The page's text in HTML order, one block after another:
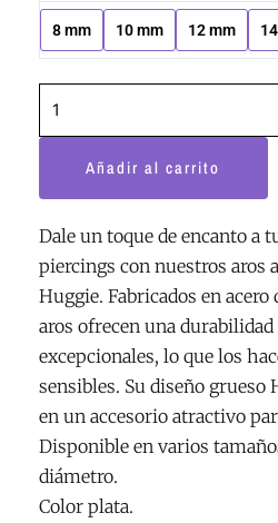
8 mm 10 mm 12 mm
Añadir al carrito
Dale un toque de encanto a
piercings con nuestros aros
Huggie. Fabricados en
aros ofrecen una
excepcionales, lo que los
sensibles. Su diseño grueso
en un accesorio atractivo
Disponible en varios
diámetro.
Color plata.